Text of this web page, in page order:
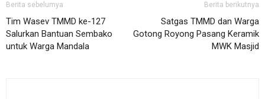
Berita sebelumya
Tim Wasev TMMD ke-127
Salurkan Bantuan Sembako
untuk Warga Mandala
Berita berikutnya
Satgas TMMD dan Warga
Gotong Royong Pasang Keramik
MWK Masjid